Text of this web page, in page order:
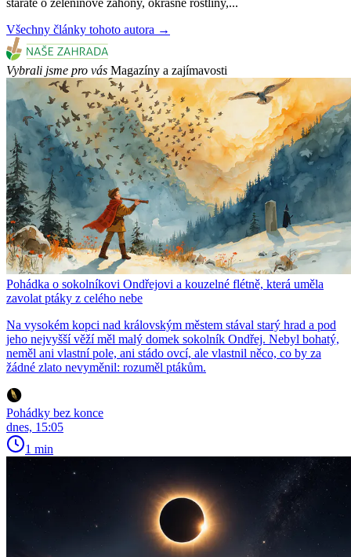
Všechny články tohoto autora →
Vybrali jsme pro vás Magazíny a zajímavosti
Pohádka o sokolníkovi Ondřejovi a kouzelné flétně, která uměla
zavolat ptáky z celého nebe
Na vysokém kopci nad královským městem stával starý hrad a pod
jeho nejvyšší věží měl malý domek sokolník Ondřej. Nebyl bohatý,
neměl ani vlastní pole, ani stádo ovcí, ale vlastnil něco, co by za
žádné zlato nevyměnil: rozuměl ptákům.
Pohádky bez konce
dnes, 15:05
1 min